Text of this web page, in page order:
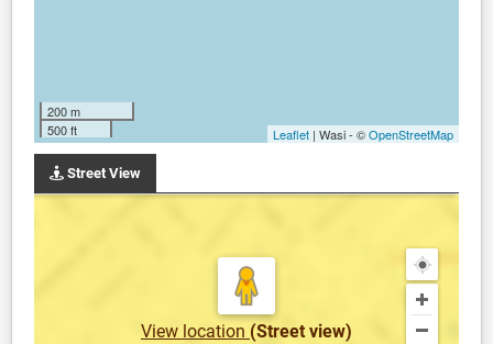
200 m
500 ft
Leaflet | Wasi - ©OpenStreetMap
Street View
View location (Street view)